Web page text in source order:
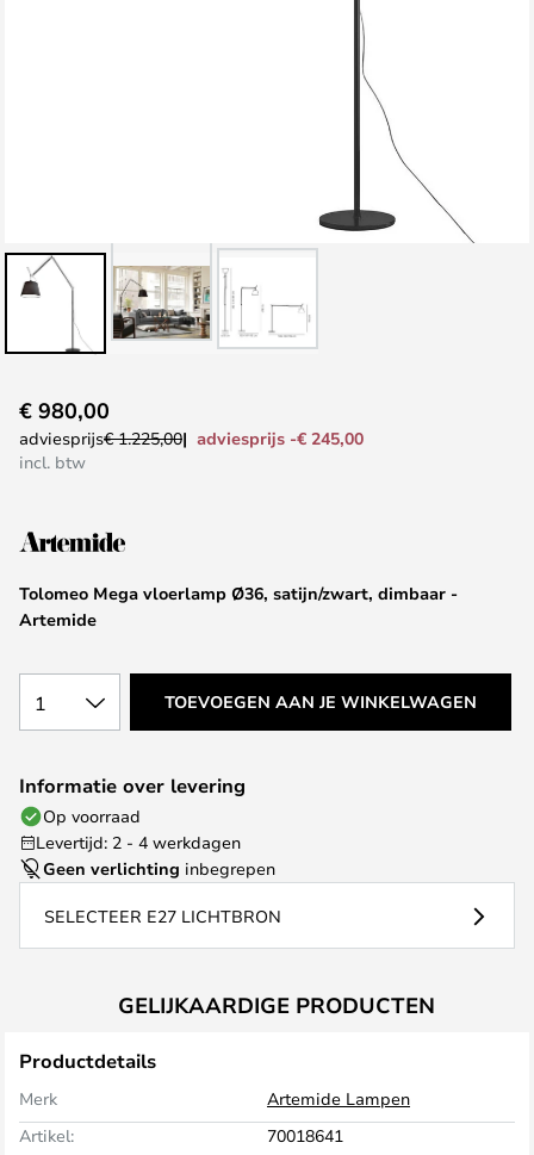
naar
het
de
gallerij
Tolomeo Mega vloerlamp Ø36, satijn/zwart, dimbaar -
Artemide
€ 980,00
adviesprijs€ 1.225,00
adviesprijs -€ 245,00
incl. btw
1 TOEVOEGEN AAN JE WINKELWAGEN
Informatie over levering
Op voorraad
Levertijd: 2 - 4 werkdagen
Geen verlichting inbegrepen
SELECTEER E27 LICHTBRON
GELIJKAARDIGE PRODUCTEN
Productdetails
Merk
Artemide Lampen
Artikel:
70018641